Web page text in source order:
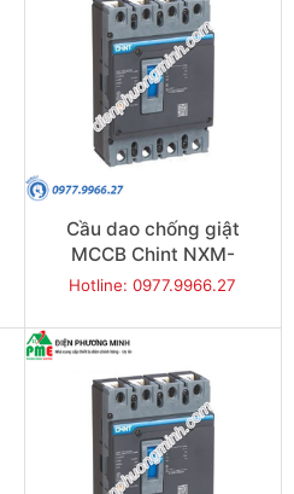
Cầu dao chống giật
MCCB Chint NXM-
400S/4300-350 50KA 4P
Hotline: 0977.9966.27